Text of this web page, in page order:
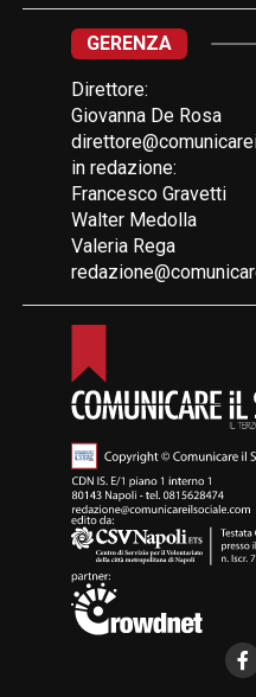
GERENZA
Direttore:
Giovanna De Rosa
in redazione:
Francesco Gravetti
Walter Medolla
Valeria Rega